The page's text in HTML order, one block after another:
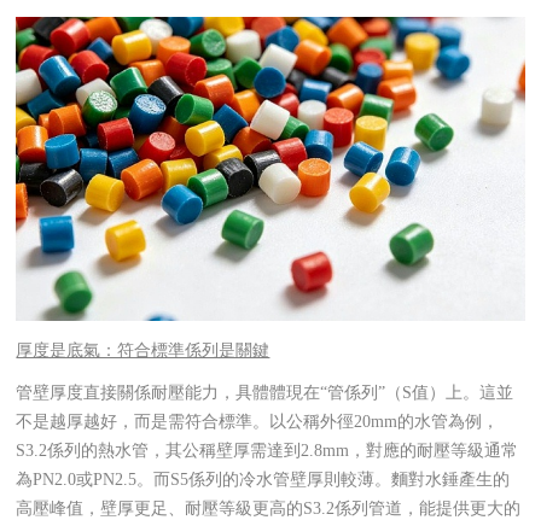
厚度是底氣：符合標準係列是關鍵
管壁厚度直接關係耐壓能力，具體體現在“管係列”（S值）上。這並
不是越厚越好，而是需符合標準。以公稱外徑20mm的水管為例，
S3.2係列的熱水管，其公稱壁厚需達到2.8mm，對應的耐壓等級通常
為PN2.0或PN2.5。而S5係列的冷水管壁厚則較薄。麵對水錘產生的
高壓峰值，壁厚更足、耐壓等級更高的S3.2係列管道，能提供更大的